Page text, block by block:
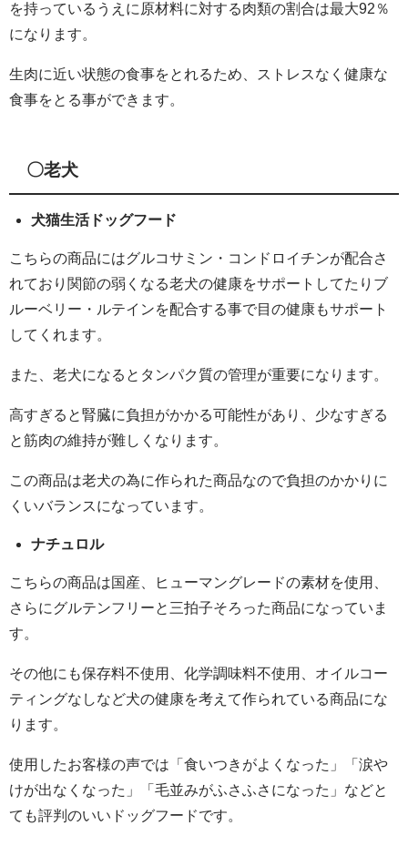
を持っているうえに原材料に対する肉類の割合は最大92％
になります。
生肉に近い状態の食事をとれるため、ストレスなく健康な
食事をとる事ができます。
〇老犬
犬猫生活ドッグフード
こちらの商品にはグルコサミン・コンドロイチンが配合さ
れており関節の弱くなる老犬の健康をサポートしてたりブ
ルーベリー・ルテインを配合する事で目の健康もサポート
してくれます。
また、老犬になるとタンパク質の管理が重要になります。
高すぎると腎臓に負担がかかる可能性があり、少なすぎる
と筋肉の維持が難しくなります。
この商品は老犬の為に作られた商品なので負担のかかりに
くいバランスになっています。
ナチュロル
こちらの商品は国産、ヒューマングレードの素材を使用、
さらにグルテンフリーと三拍子そろった商品になっていま
す。
その他にも保存料不使用、化学調味料不使用、オイルコー
ティングなしなど犬の健康を考えて作られている商品にな
ります。
使用したお客様の声では「食いつきがよくなった」「涙や
けが出なくなった」「毛並みがふさふさになった」などと
ても評判のいいドッグフードです。